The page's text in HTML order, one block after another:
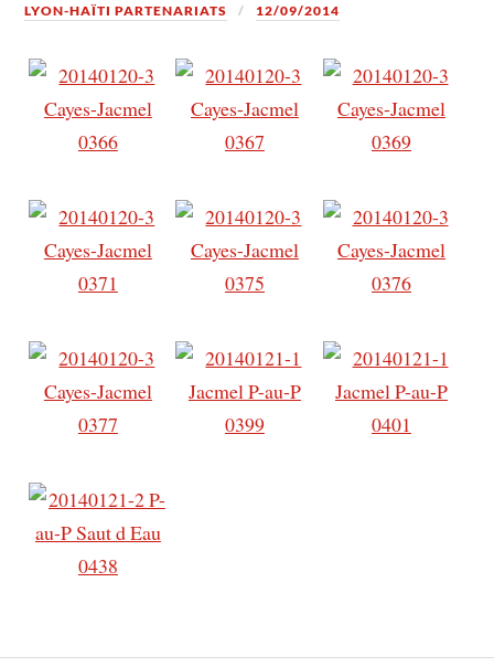
LYON-HAÏTI PARTENARIATS 12/09/2014